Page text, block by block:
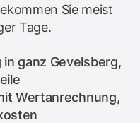
Sie meist
Tage.
ganz Gevelsberg,
Wertanrechnung,